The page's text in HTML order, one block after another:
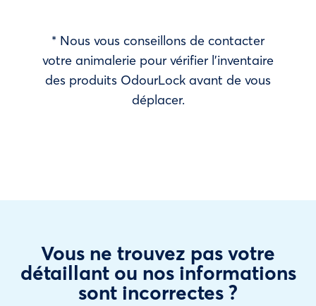
* Nous vous conseillons de contacter
votre animalerie pour vérifier l’inventaire
des produits OdourLock avant de vous
déplacer.
Vous ne trouvez pas votre
détaillant ou nos informations
sont incorrectes ?